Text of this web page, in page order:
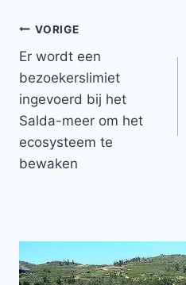
Bericht
navigatie
VORIGE
Er wordt een
bezoekerslimiet
ingevoerd bij het
Salda-meer om het
ecosysteem te
bewaken